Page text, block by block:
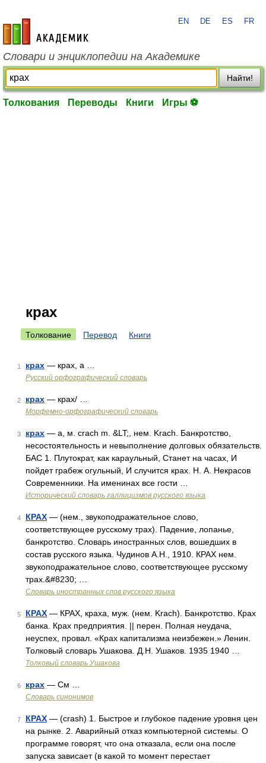
academic.ru
EN DE ES FR
Словари и энциклопедии на Академике
Найти!
Толкования Переводы Книги Игры ⚽
крах
Толкование Перевод Книги
1 крах — крах, а …
Русский орфографический словарь
2 крах — крах/ …
Морфемно-орфографический словарь
3 крах — а, м. crach m. &LT;, нем. Krach. Банкротство,
несостоятельность и невыполнение долговых обязательств.
БАС 1. Плутократ, как караульный, Станет на часах, И
пойдет грабеж огульный, И случится крах. Н. А. Некрасов
Современники. На именинах все гости …
Исторический словарь галлицизмов русского языка
4 КРАХ — (нем., звукоподражательное слово,
соответствующее русскому трах). Падение, лопанье,
банкротство. Словарь иностранных слов, вошедших в
состав русского языка. Чудинов А.Н., 1910. КРАХ нем.
звукоподражательное слово, соответствующее русскому
трах.&#8230; …
Словарь иностранных слов русского языка
5 КРАХ — КРАХ, краха, муж. (нем. Krach). Банкротство. Крах
банка. Крах предприятия. || перен. Полная неудача,
неуспех, провал. «Крах капитализма неизбежен.» Ленин.
Толковый словарь Ушакова. Д.Н. Ушаков. 1935 1940 …
Толковый словарь Ушакова
6 крах — См …
Словарь синонимов
7 КРАХ — (crash) 1. Быстрое и глубокое падение уровня цен
на рынке. 2. Аварийный отказ компьютерной системы. О
программе говорят, что она отказала, если она после
запуска зависает (в какой то момент перестает